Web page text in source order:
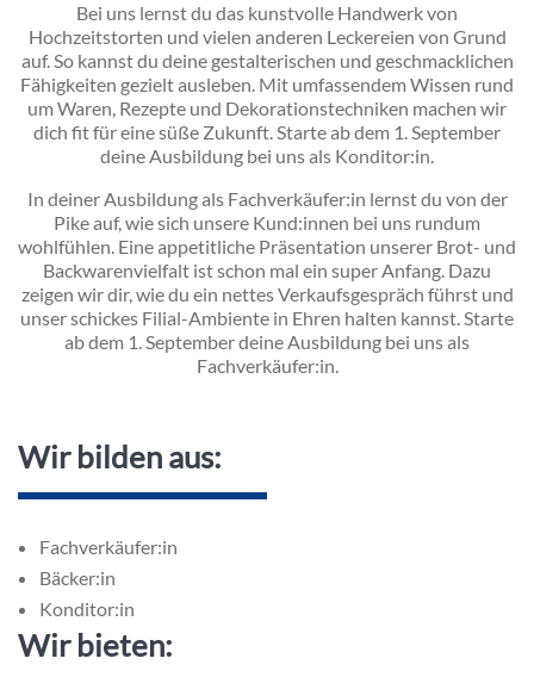
Bei uns lernst du das kunstvolle Handwerk von
Hochzeitstorten und vielen anderen Leckereien von Grund
auf. So kannst du deine gestalterischen und geschmacklichen
Fähigkeiten gezielt ausleben. Mit umfassendem Wissen rund
um Waren, Rezepte und Dekorationstechniken machen wir
dich fit für eine süße Zukunft. Starte ab dem 1. September
deine Ausbildung bei uns als Konditor:in.
In deiner Ausbildung als Fachverkäufer:in lernst du von der
Pike auf, wie sich unsere Kund:innen bei uns rundum
wohlfühlen. Eine appetitliche Präsentation unserer Brot- und
Backwarenvielfalt ist schon mal ein super Anfang. Dazu
zeigen wir dir, wie du ein nettes Verkaufsgespräch führst und
unser schickes Filial-Ambiente in Ehren halten kannst. Starte
ab dem 1. September deine Ausbildung bei uns als
Fachverkäufer:in.
Wir bilden aus:
Fachverkäufer:in
Bäcker:in
Konditor:in
Wir bieten: